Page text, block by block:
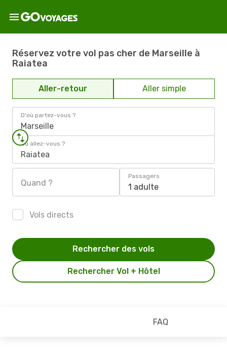
Réservez votre vol pas cher de Marseille à
Raiatea
Aller-retour Aller simple
D'où partez-vous ?
Marseille
Où allez-vous ?
Raiatea
Quand ?
Passagers
1 adulte
Vols directs
Rechercher Vol + Hôtel
Rechercher des vols
FAQ